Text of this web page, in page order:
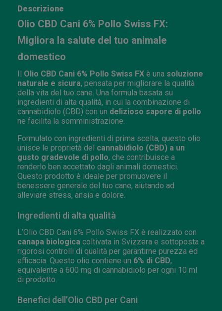
Descrizione
Olio CBD Cani 6% Pollo Swiss FX:
Migliora la salute del tuo animale
domestico
Il Olio CBD Cani 6% Pollo Swiss FX è una soluzione
naturale e sicura, pensata per migliorare la qualità
della vita del tuo cane. Una formula basata su
ingredienti di alta qualità, in cui la combinazione di
cannabidiolo (CBD) con un delizioso sapore di pollo
ne facilita la somministrazione.
Formulato con ingredienti di prima scelta, questo olio
unisce le proprietà del cannabidiolo (CBD) a un
gusto gradevole di pollo, che contribuisce a
renderlo ben accettato dagli animali domestici.
Questo prodotto è ideale per promuovere il
benessere generale del tuo cane, aiutando ad
alleviare stress, ansia e dolore.
Ingredienti di alta qualità
L’Olio CBD Cani 6% Pollo Swiss FX è realizzato con
canapa biologica coltivata in Svizzera e sottoposta a
rigorosi controlli di qualità per garantirne purezza ed
efficacia. Questo olio contiene un 6% di CBD,
equivalente a 600 mg di cannabidiolo per ogni 10 ml
di prodotto.
Benefici dell’Olio CBD per Cani